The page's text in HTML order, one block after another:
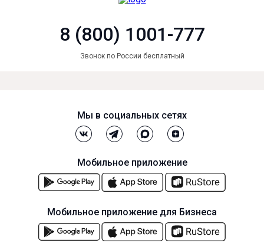
8 (800) 1001-777
Звонок по России бесплатный
Мы в социальных сетях
Мобильное приложение
Мобильное приложение для Бизнеса